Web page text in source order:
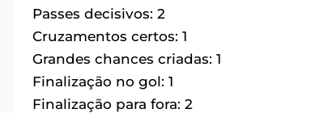
Passes decisivos: 2
Cruzamentos certos: 1
Grandes chances criadas: 1
Finalização no gol: 1
Finalização para fora: 2